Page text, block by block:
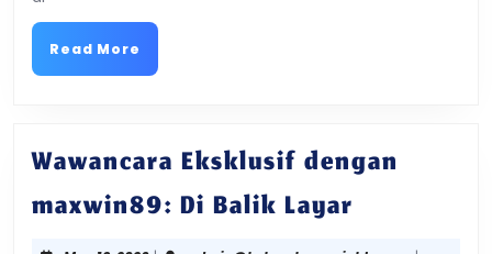
Read More
More
Wawancara Eksklusif dengan
maxwin89: Di Balik Layar